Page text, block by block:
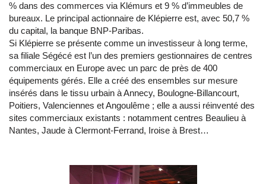
% dans des commerces via Klémurs et 9 % d’immeubles de
bureaux. Le principal actionnaire de Klépierre est, avec 50,7 %
du capital, la banque BNP-Paribas.
Si Klépierre se présente comme un investisseur à long terme,
sa filiale Ségécé est l’un des premiers gestionnaires de centres
commerciaux en Europe avec un parc de près de 400
équipements gérés. Elle a créé des ensembles sur mesure
insérés dans le tissu urbain à Annecy, Boulogne-Billancourt,
Poitiers, Valenciennes et Angoulême ; elle a aussi réinventé des
sites commerciaux existants : notamment centres Beaulieu à
Nantes, Jaude à Clermont-Ferrand, Iroise à Brest…